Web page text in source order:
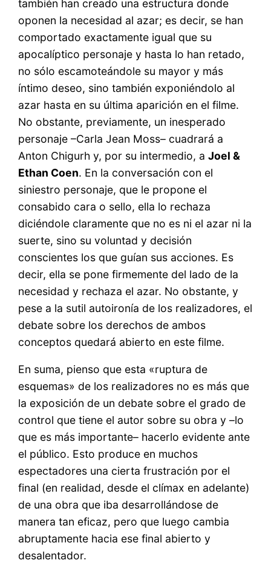
también han creado una estructura donde
oponen la necesidad al azar; es decir, se han
comportado exactamente igual que su
apocalíptico personaje y hasta lo han retado,
no sólo escamoteándole su mayor y más
íntimo deseo, sino también exponiéndolo al
azar hasta en su última aparición en el filme.
No obstante, previamente, un inesperado
personaje –Carla Jean Moss– cuadrará a
Anton Chigurh y, por su intermedio, aJoel &
Ethan Coen. En la conversación con el
siniestro personaje, que le propone el
consabido cara o sello, ella lo rechaza
diciéndole claramente que no es ni el azar ni la
suerte, sino su voluntad y decisión
conscientes los que guían sus acciones. Es
decir, ella se pone firmemente del lado de la
necesidad y rechaza el azar. No obstante, y
pese a la sutil autoironía de los realizadores, el
debate sobre los derechos de ambos
conceptos quedará abierto en este filme.
En suma, pienso que esta «ruptura de
esquemas» de los realizadores no es más que
la exposición de un debate sobre el grado de
control que tiene el autor sobre su obra y –lo
que es más importante– hacerlo evidente ante
el público. Esto produce en muchos
espectadores una cierta frustración por el
final (en realidad, desde el clímax en adelante)
de una obra que iba desarrollándose de
manera tan eficaz, pero que luego cambia
abruptamente hacia ese final abierto y
desalentador.